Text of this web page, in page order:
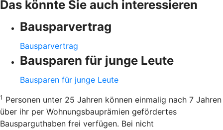
Das könnte Sie auch interessieren
Bausparvertrag
Bausparvertrag
Bausparen für junge Leute
Bausparen für junge Leute
1 Personen unter 25 Jahren können einmalig nach 7 Jahren
über ihr per Wohnungsbauprämien gefördertes
Bausparguthaben frei verfügen. Bei nicht